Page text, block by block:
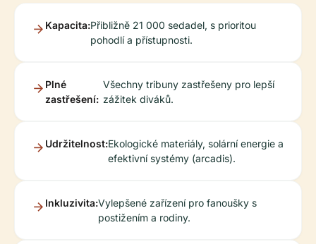
Kapacita:Přibližně 21 000 sedadel, s prioritou
pohodlí a přístupnosti.
Plné
zastřešení:
Všechny tribuny zastřešeny pro lepší
zážitek diváků.
Udržitelnost:Ekologické materiály, solární energie a
efektivní systémy (arcadis).
Inkluzivita:Vylepšené zařízení pro fanoušky s
postižením a rodiny.